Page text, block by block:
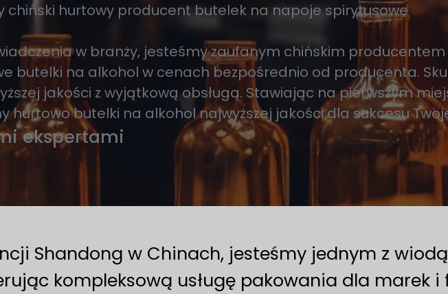
chiński hurtowy producent butelek na napoje spirytusowe
w branży, jesteśmy zaufanym chińskim
butelki na alkohol w cenach bezpośrednio od producenta.
jakości z wyjątkową obsługą. Stawiając na pierwszym
hurtowo butelki na alkohol najwyższej jakości dla sukcesu
ekspertami
Shandong w Chinach, jesteśmy jednym z
kompleksową usługę pakowania dla marek